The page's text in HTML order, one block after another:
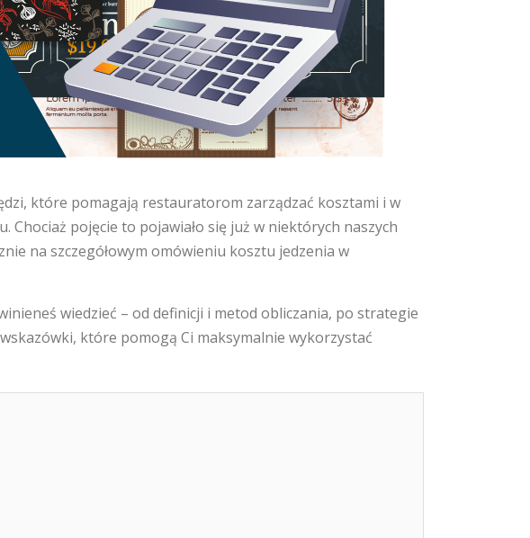
które pomagają restauratorom zarządzać kosztami i w
pojęcie to pojawiało się już w niektórych naszych
na szczegółowym omówieniu kosztu jedzenia w
wiedzieć – od definicji i metod obliczania, po strategie
które pomogą Ci maksymalnie wykorzystać